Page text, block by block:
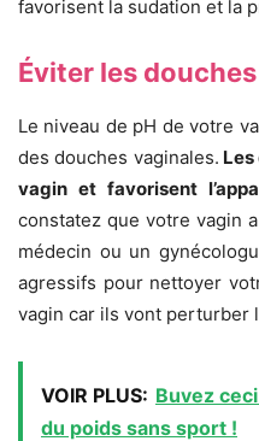
favorisent la sudation et la
Éviter les
Le niveau de pH de votre
des douches vaginales.
vagin et favorisent
constatez que votre vagin
médecin ou un
agressifs pour nettoyer
vagin car ils vont perturber
VOIR PLUS: Buvez
du poids sans sport !